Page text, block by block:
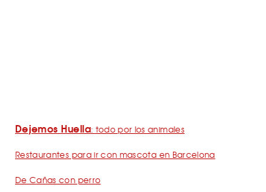
Dejemos Huella: todo por los animales
Restaurantes para ir con mascota en Barcelona
De Cañas con perro